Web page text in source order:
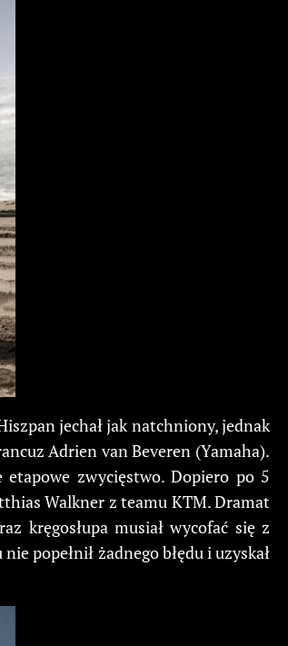
jechał jak natchniony, jednak
Adrien van Beveren (Yamaha).
etapowe zwycięstwo. Dopiero po 5
Walkner z teamu KTM. Dramat
kręgosłupa musiał wycofać się z
popełnił żadnego błędu i uzyskał